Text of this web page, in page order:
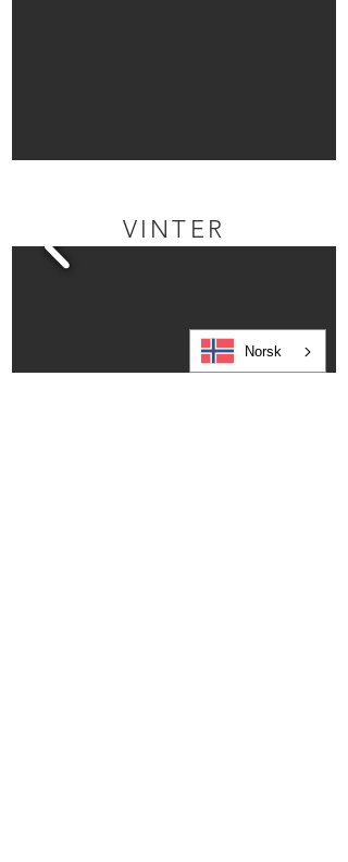
VINTER
Norsk